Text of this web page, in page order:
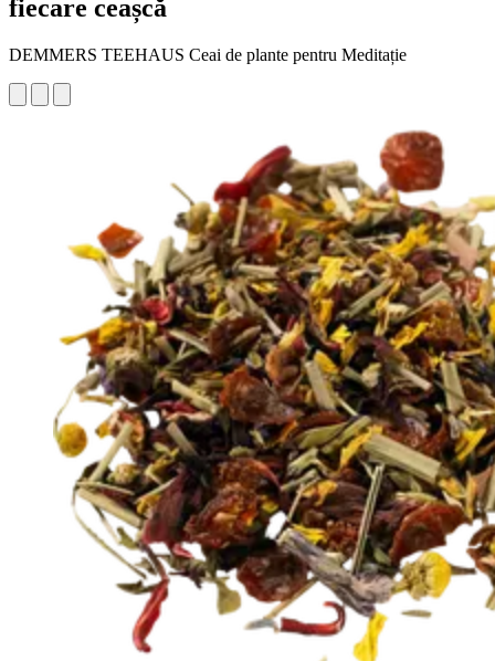
fiecare ceașcă
DEMMERS TEEHAUS Ceai de plante pentru Meditație